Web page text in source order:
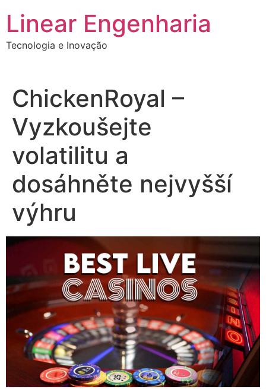
conteúdo
Linear Engenharia
Tecnologia e Inovação
ChickenRoyal –
Vyzkoušejte
volatilitu a
dosáhněte nejvyšší
výhru